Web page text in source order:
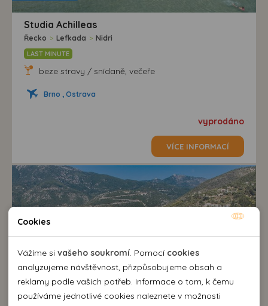
Studia Achilleas
Řecko > Lefkada > Nidri
LAST MINUTE
beze stravy / snídaně, večeře
Brno , Ostrava
vyprodáno
VÍCE INFORMACÍ
Cookies
Vážíme si vašeho soukromí . Pomocí cookies
analyzujeme návštěvnost, přizpůsobujeme obsah a
reklamy podle vašich potřeb. Informace o tom, k čemu
používáme jednotlivé cookies naleznete v možnosti
Nutné cookies pomáhají, aby byla webová stránka
použitelná tak, že umožní základní funkce jako navigace
stránky a přístup k zabezpečeným sekcím webové stránky.
Webová stránka nemůže správně fungovat bez těchto